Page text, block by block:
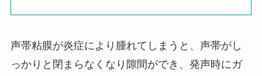
声帯粘膜が炎症により腫れてしまうと、声帯がし
っかりと閉まらなくなり隙間ができ、発声時にガ